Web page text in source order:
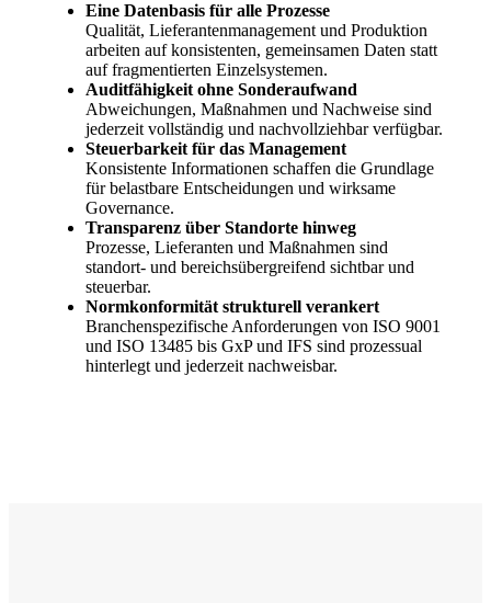
Eine Datenbasis für alle Prozesse
Qualität, Lieferantenmanagement und Produktion
arbeiten auf konsistenten, gemeinsamen Daten statt
auf fragmentierten Einzelsystemen.
Auditfähigkeit ohne Sonderaufwand
Abweichungen, Maßnahmen und Nachweise sind
jederzeit vollständig und nachvollziehbar verfügbar.
Steuerbarkeit für das Management
Konsistente Informationen schaffen die Grundlage
für belastbare Entscheidungen und wirksame
Governance.
Transparenz über Standorte hinweg
Prozesse, Lieferanten und Maßnahmen sind
standort- und bereichsübergreifend sichtbar und
steuerbar.
Normkonformität strukturell verankert
Branchenspezifische Anforderungen von ISO 9001
und ISO 13485 bis GxP und IFS sind prozessual
hinterlegt und jederzeit nachweisbar.